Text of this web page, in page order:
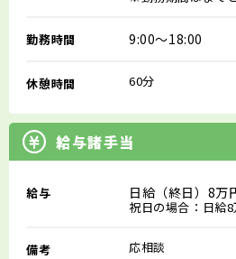
勤務時間 9:00～18:00
休憩時間 60分
給与諸手当
給与 日給（終日）8万
祝日の場合：日給
備考 応相談